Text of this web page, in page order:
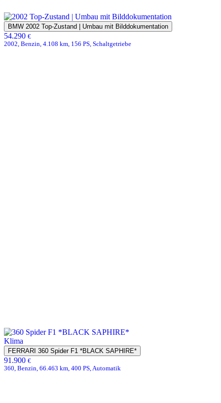
BMW 2002 Top-Zustand | Umbau mit Bilddokumentation
54.290 €
2002, Benzin, 4.108 km, 156 PS, Schaltgetriebe
Klima
FERRARI 360 Spider F1 *BLACK SAPHIRE*
91.900 €
360, Benzin, 66.463 km, 400 PS, Automatik